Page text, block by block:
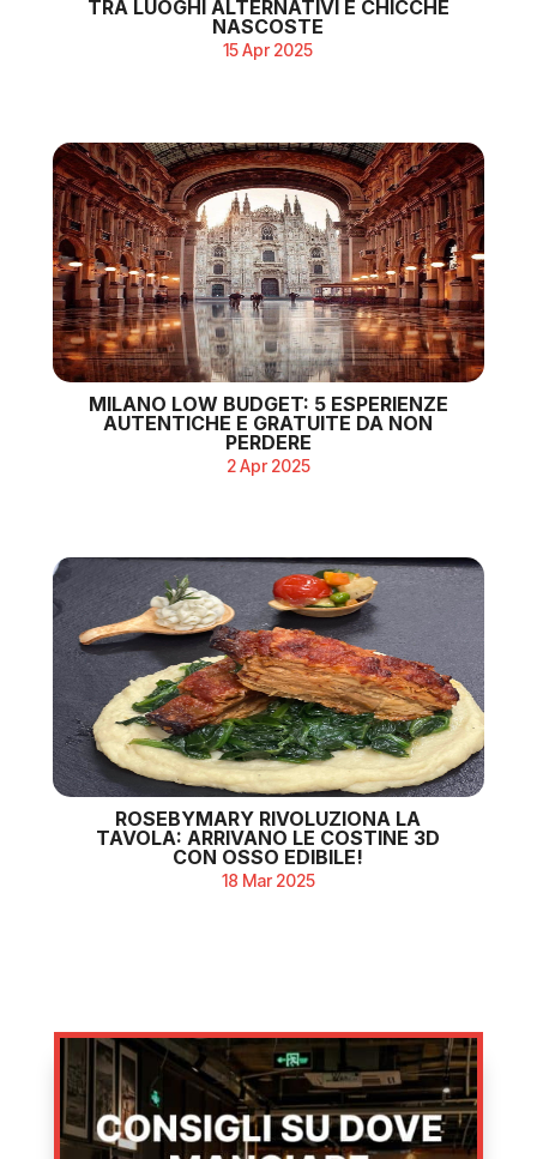
TRA LUOGHI ALTERNATIVI E CHICCHE
NASCOSTE
15 Apr 2025
MILANO LOW BUDGET: 5 ESPERIENZE
AUTENTICHE E GRATUITE DA NON
PERDERE
2 Apr 2025
ROSEBYMARY RIVOLUZIONA LA
TAVOLA: ARRIVANO LE COSTINE 3D
CON OSSO EDIBILE!
18 Mar 2025